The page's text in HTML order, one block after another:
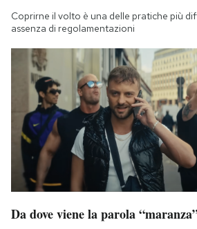
Coprirne il volto è una delle pratiche più
assenza di regolamentazioni
Da dove viene la parola